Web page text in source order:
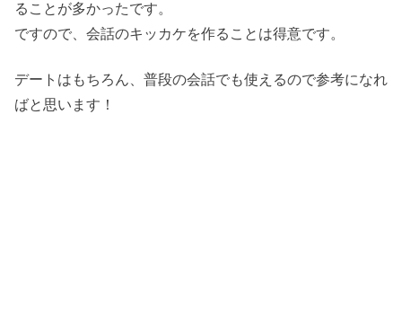
ることが多かったです。
ですので、会話のキッカケを作ることは得意です。
デートはもちろん、普段の会話でも使えるので参考になれ
ばと思います！